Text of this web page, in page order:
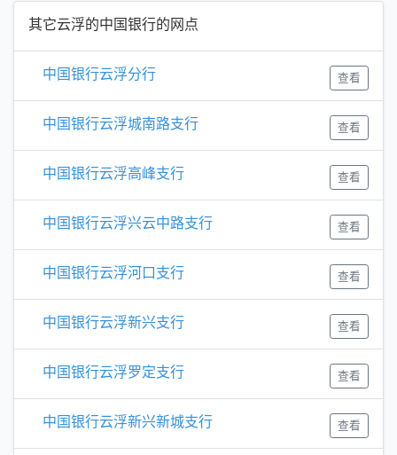
其它云浮的中国银行的网点
查看
中国银行云浮分行
查看
中国银行云浮城南路支行
查看
中国银行云浮高峰支行
查看
中国银行云浮兴云中路支行
查看
中国银行云浮河口支行
查看
中国银行云浮新兴支行
查看
中国银行云浮罗定支行
查看
中国银行云浮新兴新城支行